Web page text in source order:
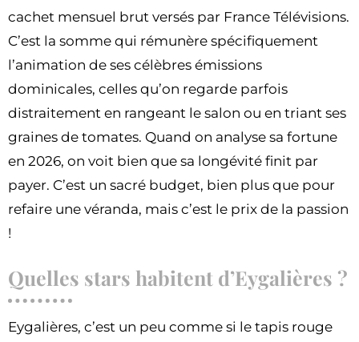
cachet mensuel brut versés par France Télévisions.
C’est la somme qui rémunère spécifiquement
l’animation de ses célèbres émissions
dominicales, celles qu’on regarde parfois
distraitement en rangeant le salon ou en triant ses
graines de tomates. Quand on analyse sa fortune
en 2026, on voit bien que sa longévité finit par
payer. C’est un sacré budget, bien plus que pour
refaire une véranda, mais c’est le prix de la passion
!
Quelles stars habitent d’Eygalières ?
Eygalières, c’est un peu comme si le tapis rouge